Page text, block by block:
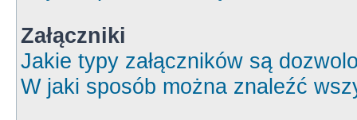
Załączniki
Jakie typy załączników są
W jaki sposób można znaleźć